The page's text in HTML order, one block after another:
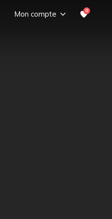
Mon compte 0